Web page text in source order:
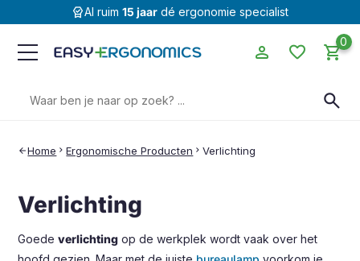
editor_choiceAl ruim 15 jaar dé ergonomie specialist
search
person favorite 0
shopping_cart
arrow_backHome chevron_rightErgonomische Producten chevron_rightVerlichting
Verlichting
Goedeverlichting op de werkplek wordt vaak over het